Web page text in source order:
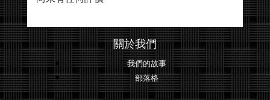
關於我們
我們的故事
部落格